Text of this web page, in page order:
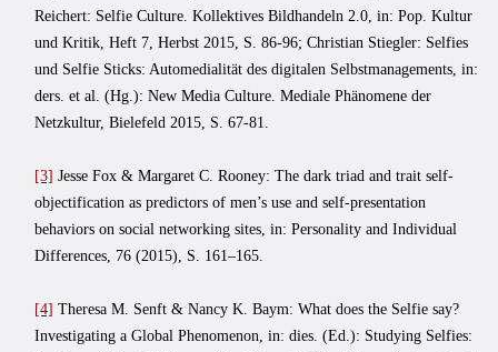
Reichert: Selfie Culture. Kollektives Bildhandeln 2.0, in: Pop. Kultur
und Kritik, Heft 7, Herbst 2015, S. 86-96; Christian Stiegler: Selfies
und Selfie Sticks: Automedialität des digitalen Selbstmanagements, in:
ders. et al. (Hg.): New Media Culture. Mediale Phänomene der
Netzkultur, Bielefeld 2015, S. 67-81.
[3] Jesse Fox & Margaret C. Rooney: The dark triad and trait self-
objectification as predictors of men’s use and self-presentation
behaviors on social networking sites, in: Personality and Individual
Differences, 76 (2015), S. 161–165.
[4] Theresa M. Senft & Nancy K. Baym: What does the Selfie say?
Investigating a Global Phenomenon, in: dies. (Ed.): Studying Selfies: